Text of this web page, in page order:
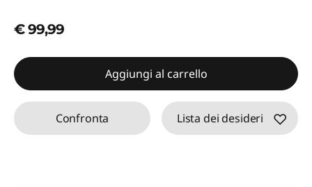
€ 99,99
Aggiungi al carrello
Confronta Lista dei desideri